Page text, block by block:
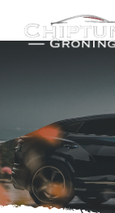
n
i
n
h
u
d